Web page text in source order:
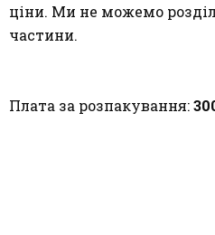
ціни. Ми не можемо
частини.
Плата за розпакування: